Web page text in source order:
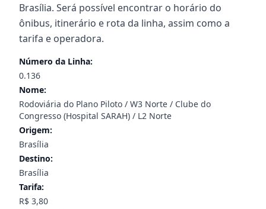
Brasília. Será possível encontrar o horário do
ônibus, itinerário e rota da linha, assim como a
tarifa e operadora.
Número da Linha:
0.136
Nome:
Rodoviária do Plano Piloto / W3 Norte / Clube do
Congresso (Hospital SARAH) / L2 Norte
Origem:
Brasília
Destino:
Brasília
Tarifa:
R$ 3,80